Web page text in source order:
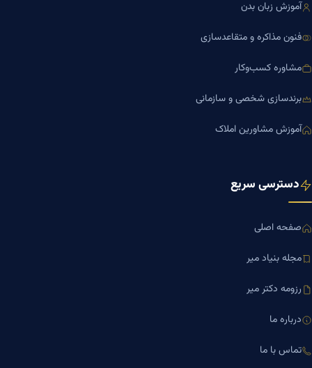
آموزش زبان بدن
فنون مذاکره و متقاعدسازی
مشاوره کسب‌وکار
برندسازی شخصی و سازمانی
آموزش مشاورین املاک
دسترسی سریع
صفحه اصلی
مجله بنیاد میر
رزومه دکتر میر
درباره ما
تماس با ما